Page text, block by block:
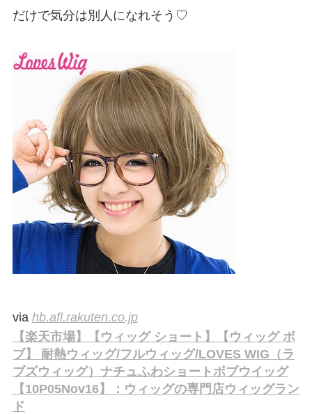
だけで気分は別人になれそう♡
via hb.afl.rakuten.co.jp
【楽天市場】【ウィッグ ショート】【ウィッグ ボ
ブ】 耐熱ウィッグ/フルウィッグ/LOVES WIG（ラ
ブズウィッグ）ナチュふわショートボブウイッグ
【10P05Nov16】：ウィッグの専門店ウィッグラン
ド